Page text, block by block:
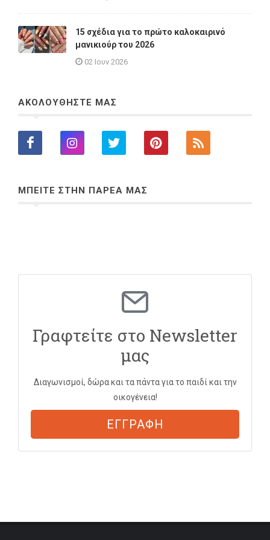
15 σχέδια για το πρώτο καλοκαιρινό
μανικιούρ του 2026
02 Ιουν 2026
ΑΚΟΛΟΥΘΗΣΤΕ ΜΑΣ
ΜΠΕΙΤΕ ΣΤΗΝ ΠΑΡΕΑ ΜΑΣ
Γραφτείτε στο Newsletter
μας
Διαγωνισμοί, δώρα και τα πάντα για το παιδί και την
οικογένεια!
ΕΓΓΡΑΦΗ